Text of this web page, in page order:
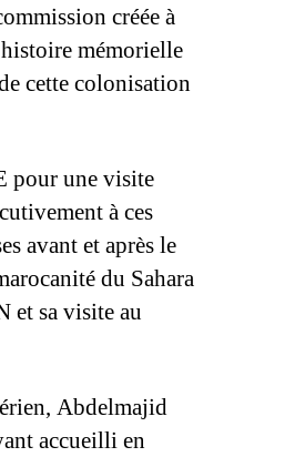
créée à
mémorielle
cette colonisation
pour une visite
à ces
avant et après le
du Sahara
et sa visite au
Abdelmajid
accueilli en